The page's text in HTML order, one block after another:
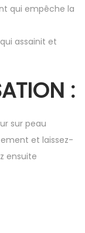
qui empêche la
qui assainit et
:
sur peau
et laissez-
ensuite